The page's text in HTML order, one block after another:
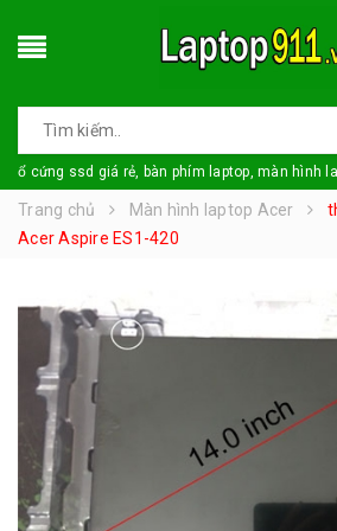
ổ cứng ssd giá rẻ, bàn phím laptop, màn hình
Trang chủ Màn hình laptop Acer
Acer Aspire ES1-420